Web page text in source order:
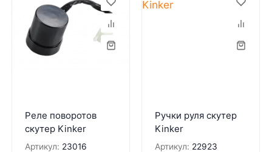
Реле поворотов
скутер Kinker
Артикул: 23016
Ручки руля скутер
Kinker
Артикул: 22923